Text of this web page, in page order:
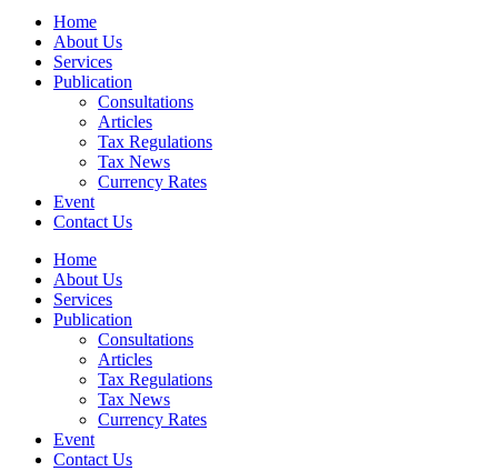
Home
About Us
Services
Publication
Consultations
Articles
Tax Regulations
Tax News
Currency Rates
Event
Contact Us
Home
About Us
Services
Publication
Consultations
Articles
Tax Regulations
Tax News
Currency Rates
Event
Contact Us